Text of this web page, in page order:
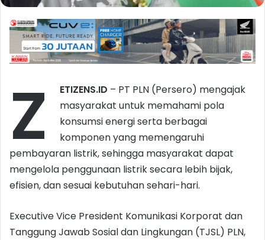
Z ETIZENS.ID – PT PLN (Persero) mengajak
masyarakat untuk memahami pola
konsumsi energi serta berbagai
komponen yang memengaruhi
pembayaran listrik, sehingga masyarakat dapat
mengelola penggunaan listrik secara lebih bijak,
efisien, dan sesuai kebutuhan sehari-hari.
Executive Vice President Komunikasi Korporat dan
Tanggung Jawab Sosial dan Lingkungan (TJSL) PLN,